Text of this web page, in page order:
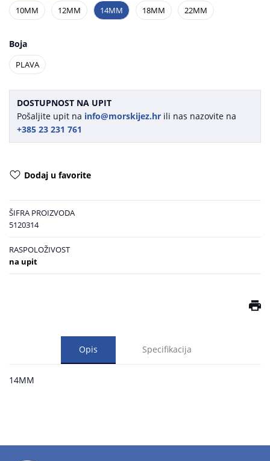
10MM 12MM 14MM 18MM 22MM
Boja
PLAVA
DOSTUPNOST NA UPIT
Pošaljite upit na info@morskijez.hr ili nas nazovite na
+385 23 231 761
Dodaj u favorite
ŠIFRA PROIZVODA
5120314
RASPOLOŽIVOST
na upit
Opis Specifikacija
14MM